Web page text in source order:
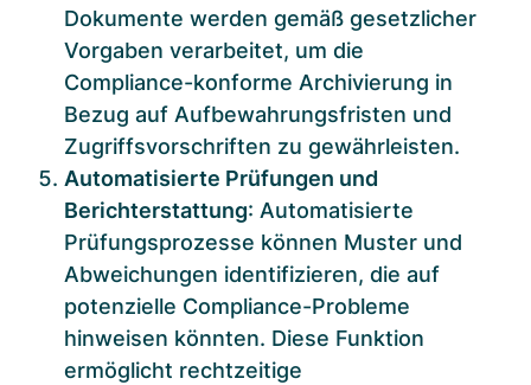
Dokumente werden gemäß gesetzlicher
Vorgaben verarbeitet, um die
Compliance-konforme Archivierung in
Bezug auf Aufbewahrungsfristen und
Zugriffsvorschriften zu gewährleisten.
Automatisierte Prüfungen und
Berichterstattung: Automatisierte
Prüfungsprozesse können Muster und
Abweichungen identifizieren, die auf
potenzielle Compliance-Probleme
hinweisen könnten. Diese Funktion
ermöglicht rechtzeitige